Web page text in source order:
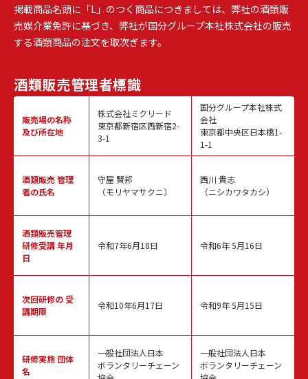
掲載商品名頭に「L」のつく商品につきましては、弊社の酒類販
売媒介業免許に基づき、弊社が国分グループ本社株式会社の販売
する酒類商品の注文を取次ぎます。
酒類販売管理者標識
販売場の名称
及び所在地
酒類販売管理
者の氏名
酒類販売管理
研修受講 年月
日
次回研修の受
講期限
研修実施 団体
名
株式会社ミクリード
東京都新宿区西新宿2-
3-1
守屋 賢邦
（モリヤマサクニ）
令和7年6月18日
令和10年6月17日
一般社団法人日本
ボランタリーチェーン
国分グループ本社株式
会社
東京都中央区日本橋1-
1-1
西川 貴志
（ニシカワタカシ）
令和6年 5月16日
令和9年 5月15日
一般社団法人日本
ボランタリーチェーン